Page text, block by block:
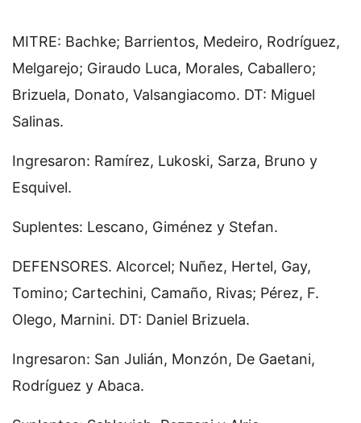
MITRE: Bachke; Barrientos, Medeiro, Rodríguez,
Melgarejo; Giraudo Luca, Morales, Caballero;
Brizuela, Donato, Valsangiacomo. DT: Miguel
Salinas.
Ingresaron: Ramírez, Lukoski, Sarza, Bruno y
Esquivel.
Suplentes: Lescano, Giménez y Stefan.
DEFENSORES. Alcorcel; Nuñez, Hertel, Gay,
Tomino; Cartechini, Camaño, Rivas; Pérez, F.
Olego, Marnini. DT: Daniel Brizuela.
Ingresaron: San Julián, Monzón, De Gaetani,
Rodríguez y Abaca.